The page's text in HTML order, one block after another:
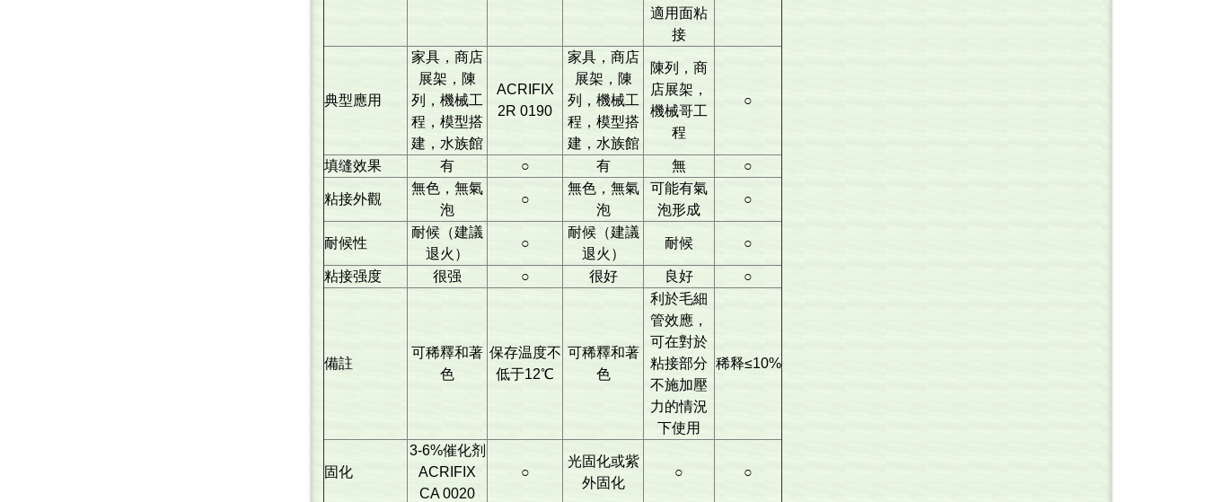
適用面粘
接
典型應用
家具，商店
展架，陳
列，機械工
程，模型搭
建，水族館
ACRIFIX
2R 0190
家具，商店
展架，陳
列，機械工
程，模型搭
建，水族館
陳列，商
店展架，
機械哥工
程
○
填缝效果 有 ○ 有 無 ○
粘接外觀
無色，無氣
泡
○
無色，無氣
泡
可能有氣
泡形成
○
耐候性
耐候（建議
退火）
○
耐候（建議
退火）
耐候 ○
粘接强度 很强 ○ 很好 良好 ○
備註
可稀釋和著
色
保存温度不
低于12℃
可稀釋和著
色
利於毛細
管效應，
可在對於
粘接部分
不施加壓
力的情況
下使用
稀释≤10%
固化
3-6%催化剂
ACRIFIX
CA 0020
○
光固化或紫
外固化
○ ○